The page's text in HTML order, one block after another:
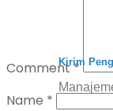
Kirim
Comment*
Name *